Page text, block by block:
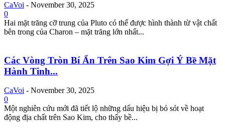
CaVoi - November 30, 2025
0
Hai mặt trăng cỡ trung của Pluto có thể được hình thành từ vật chất
bên trong của Charon – mặt trăng lớn nhất...
Các Vòng Tròn Bí Ẩn Trên Sao Kim Gợi Ý Bề Mặt
Hành Tinh...
CaVoi - November 30, 2025
0
Một nghiên cứu mới đã tiết lộ những dấu hiệu bị bỏ sót về hoạt
động địa chất trên Sao Kim, cho thấy bề...